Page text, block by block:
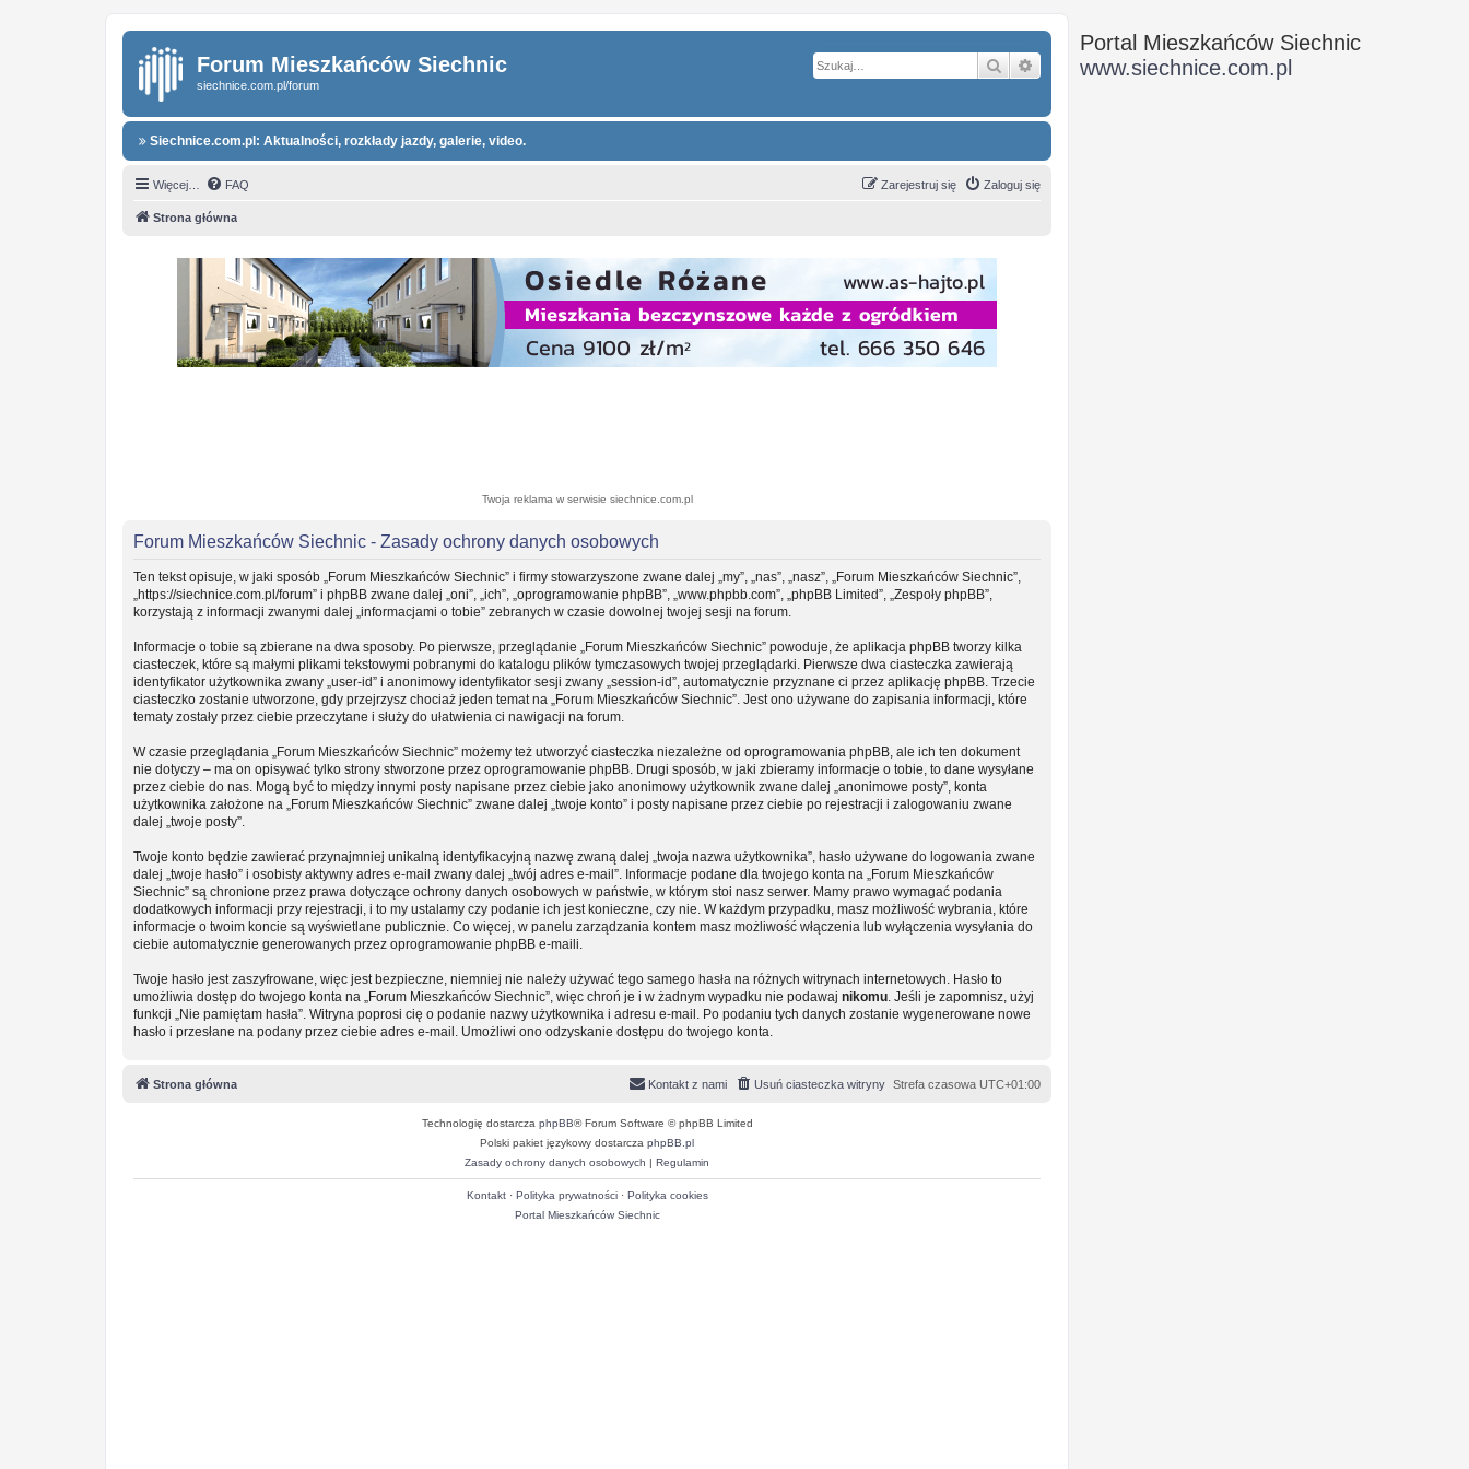
Forum Mieszkańców Siechnic
siechnice.com.pl/forum
Szukaj Wyszukiwanie zaawansowane
Siechnice.com.pl: Aktualności, rozkłady jazdy, galerie, video.
Więcej… FAQ Zaloguj się
Zarejestruj się
Strona główna
Twoja reklama w serwisie siechnice.com.pl
Forum Mieszkańców Siechnic - Zasady ochrony danych osobowych
Ten tekst opisuje, w jaki sposób „Forum Mieszkańców Siechnic” i firmy stowarzyszone zwane dalej „my”, „nas”, „nasz”, „Forum Mieszkańców Siechnic”,
„https://siechnice.com.pl/forum” i phpBB zwane dalej „oni”, „ich”, „oprogramowanie phpBB”, „www.phpbb.com”, „phpBB Limited”, „Zespoły phpBB”,
korzystają z informacji zwanymi dalej „informacjami o tobie” zebranych w czasie dowolnej twojej sesji na forum.
Informacje o tobie są zbierane na dwa sposoby. Po pierwsze, przeglądanie „Forum Mieszkańców Siechnic” powoduje, że aplikacja phpBB tworzy kilka
ciasteczek, które są małymi plikami tekstowymi pobranymi do katalogu plików tymczasowych twojej przeglądarki. Pierwsze dwa ciasteczka zawierają
identyfikator użytkownika zwany „user-id” i anonimowy identyfikator sesji zwany „session-id”, automatycznie przyznane ci przez aplikację phpBB. Trzecie
ciasteczko zostanie utworzone, gdy przejrzysz chociaż jeden temat na „Forum Mieszkańców Siechnic”. Jest ono używane do zapisania informacji, które
tematy zostały przez ciebie przeczytane i służy do ułatwienia ci nawigacji na forum.
W czasie przeglądania „Forum Mieszkańców Siechnic” możemy też utworzyć ciasteczka niezależne od oprogramowania phpBB, ale ich ten dokument
nie dotyczy – ma on opisywać tylko strony stworzone przez oprogramowanie phpBB. Drugi sposób, w jaki zbieramy informacje o tobie, to dane wysyłane
przez ciebie do nas. Mogą być to między innymi posty napisane przez ciebie jako anonimowy użytkownik zwane dalej „anonimowe posty”, konta
użytkownika założone na „Forum Mieszkańców Siechnic” zwane dalej „twoje konto” i posty napisane przez ciebie po rejestracji i zalogowaniu zwane
dalej „twoje posty”.
Twoje konto będzie zawierać przynajmniej unikalną identyfikacyjną nazwę zwaną dalej „twoja nazwa użytkownika”, hasło używane do logowania zwane
dalej „twoje hasło” i osobisty aktywny adres e-mail zwany dalej „twój adres e-mail”. Informacje podane dla twojego konta na „Forum Mieszkańców
Siechnic” są chronione przez prawa dotyczące ochrony danych osobowych w państwie, w którym stoi nasz serwer. Mamy prawo wymagać podania
dodatkowych informacji przy rejestracji, i to my ustalamy czy podanie ich jest konieczne, czy nie. W każdym przypadku, masz możliwość wybrania, które
informacje o twoim koncie są wyświetlane publicznie. Co więcej, w panelu zarządzania kontem masz możliwość włączenia lub wyłączenia wysyłania do
ciebie automatycznie generowanych przez oprogramowanie phpBB e-maili.
Twoje hasło jest zaszyfrowane, więc jest bezpieczne, niemniej nie należy używać tego samego hasła na różnych witrynach internetowych. Hasło to
umożliwia dostęp do twojego konta na „Forum Mieszkańców Siechnic”, więc chroń je i w żadnym wypadku nie podawaj nikomu . Jeśli je zapomnisz, użyj
funkcji „Nie pamiętam hasła”. Witryna poprosi cię o podanie nazwy użytkownika i adresu e-mail. Po podaniu tych danych zostanie wygenerowane nowe
hasło i przesłane na podany przez ciebie adres e-mail. Umożliwi ono odzyskanie dostępu do twojego konta.
Strona główna Strefa czasowa UTC+01:00
Usuń ciasteczka witryny
Kontakt z nami
Technologię dostarcza phpBB® Forum Software © phpBB Limited
Polski pakiet językowy dostarcza phpBB.pl
Zasady ochrony danych osobowych | Regulamin
Kontakt· Polityka prywatności· Polityka cookies
Portal Mieszkańców Siechnic
Portal Mieszkańców Siechnic
www.siechnice.com.pl